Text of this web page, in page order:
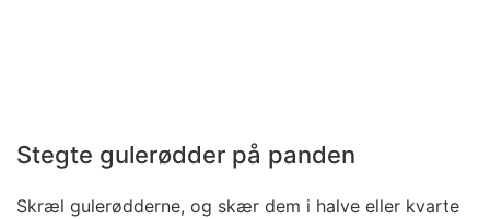
Stegte gulerødder på panden
Skræl gulerødderne, og skær dem i halve eller kvarte